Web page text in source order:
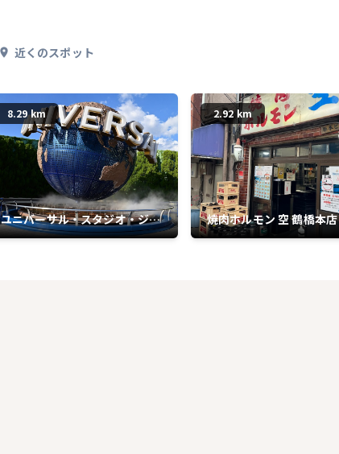
近くのスポット
8.29 km
ユニバーサル・スタジオ・ジャ
パン
2.92 km
焼肉ホルモン 空 鶴橋本店